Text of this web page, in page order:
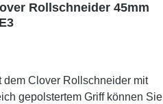
Rollschneider 45mm
dem Clover Rollschneider mit
gepolstertem Griff können Sie